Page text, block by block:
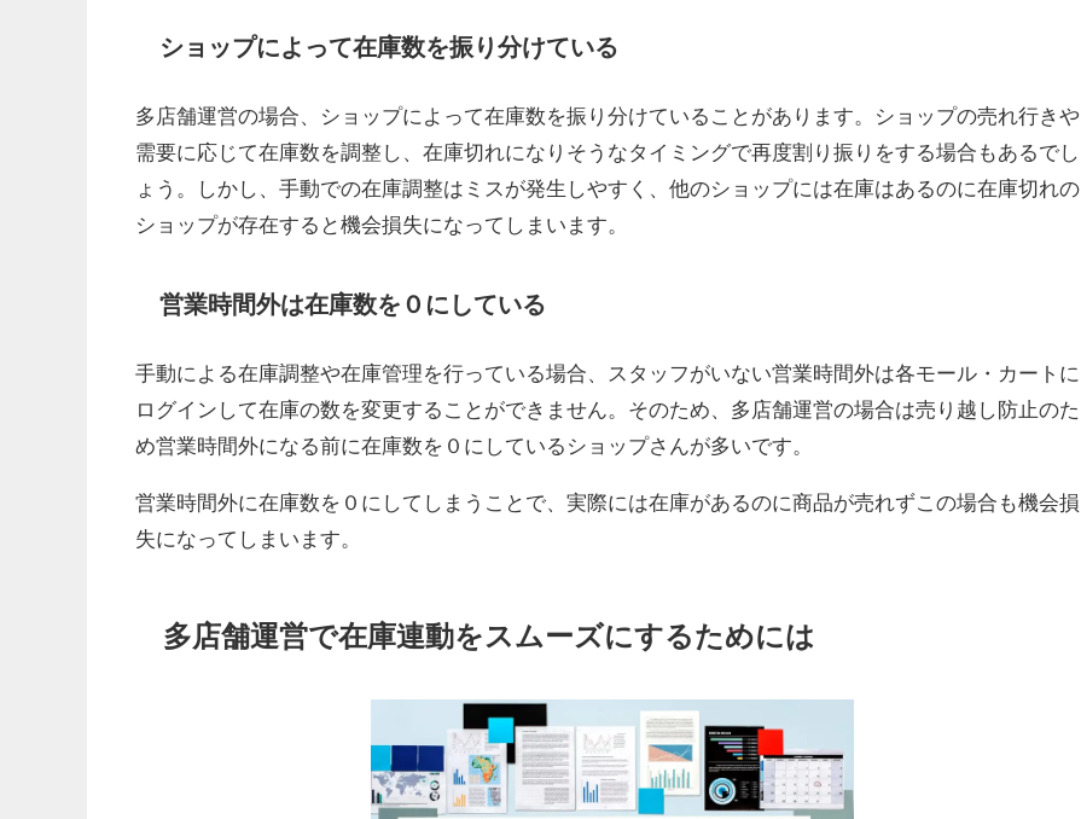
ショップによって在庫数を振り分けている
多店舗運営の場合、ショップによって在庫数を振り分けていることがあります。ショップの売れ行きや
需要に応じて在庫数を調整し、在庫切れになりそうなタイミングで再度割り振りをする場合もあるでし
ょう。しかし、手動での在庫調整はミスが発生しやすく、他のショップには在庫はあるのに在庫切れの
ショップが存在すると機会損失になってしまいます。
営業時間外は在庫数を０にしている
手動による在庫調整や在庫管理を行っている場合、スタッフがいない営業時間外は各モール・カートに
ログインして在庫の数を変更することができません。そのため、多店舗運営の場合は売り越し防止のた
め営業時間外になる前に在庫数を０にしているショップさんが多いです。
営業時間外に在庫数を０にしてしまうことで、実際には在庫があるのに商品が売れずこの場合も機会損
失になってしまいます。
多店舗運営で在庫連動をスムーズにするためには